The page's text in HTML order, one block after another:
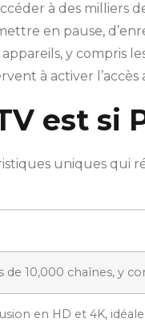
à des milliers
en pause,
y compris
à activer
est si
uniques qui
de 10,000 chaînes, y
en HD et 4K,